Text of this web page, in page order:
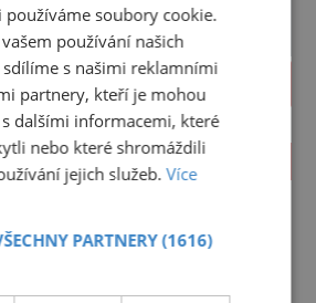
PROLISTOVAT
princeznu?
používáme soubory cookie.
používání našich
sdílíme s našimi reklamními
partnery, kteří je mohou
dalšími informacemi, které
nebo které shromáždili
jejich služeb.Více
PARTNERY(1616)